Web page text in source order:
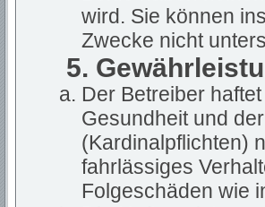
wird. Sie können
Zwecke nicht
5.
Der Betreiber
Gesundheit und
(Kardinalpflichten)
fahrlässiges
Folgeschäden wie